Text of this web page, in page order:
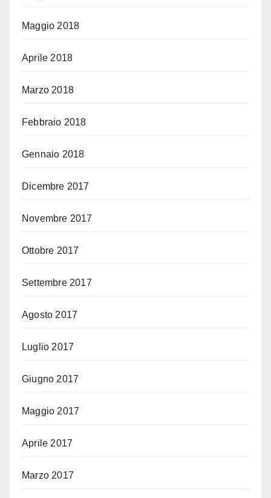
Maggio 2018
Aprile 2018
Marzo 2018
Febbraio 2018
Gennaio 2018
Dicembre 2017
Novembre 2017
Ottobre 2017
Settembre 2017
Agosto 2017
Luglio 2017
Giugno 2017
Maggio 2017
Aprile 2017
Marzo 2017